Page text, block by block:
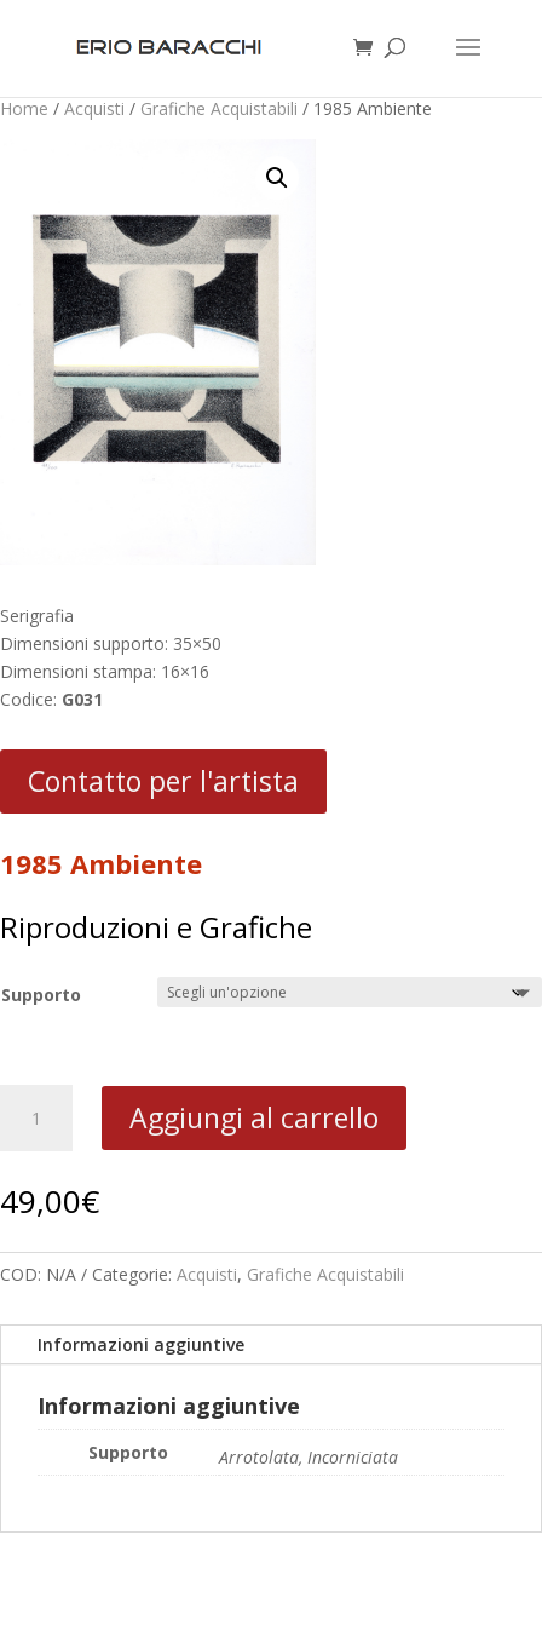
Home / Acquisti / Grafiche Acquistabili / 1985 Ambiente
Serigrafia
Dimensioni supporto: 35×50
Dimensioni stampa: 16×16
Codice: G031
Contatto per l'artista
1985 Ambiente
Riproduzioni e Grafiche
Supporto
Ambiente
Aggiungi al carrello
49,00€
COD: N/A Categorie: Acquisti, Grafiche Acquistabili
Informazioni aggiuntive
Informazioni aggiuntive
Supporto Arrotolata, Incorniciata